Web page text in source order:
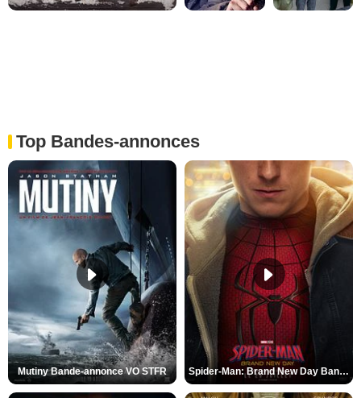
Top Bandes-annonces
Mutiny Bande-annonce VO STFR Spider-Man: Brand New Day Bande-annonce VO STFR